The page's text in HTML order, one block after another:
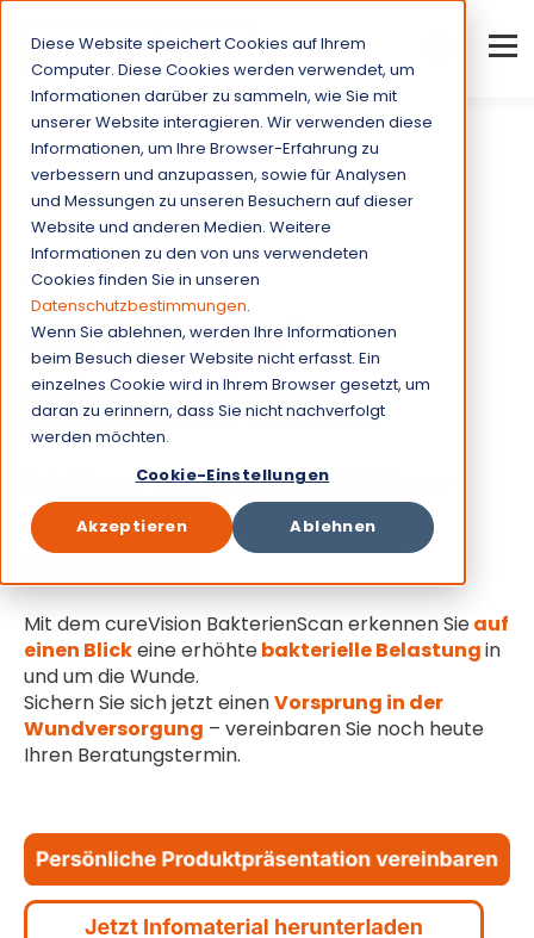
Diese Website speichert Cookies auf Ihrem
Computer. Diese Cookies werden verwendet, um
Informationen darüber zu sammeln, wie Sie mit
unserer Website interagieren. Wir verwenden diese
Informationen, um Ihre Browser-Erfahrung zu
verbessern und anzupassen, sowie für Analysen
und Messungen zu unseren Besuchern auf dieser
Website und anderen Medien. Weitere
Informationen zu den von uns verwendeten
Cookies finden Sie in unseren
Datenschutzbestimmungen.
Wenn Sie ablehnen, werden Ihre Informationen
beim Besuch dieser Website nicht erfasst. Ein
einzelnes Cookie wird in Ihrem Browser gesetzt, um
daran zu erinnern, dass Sie nicht nachverfolgt
werden möchten.
Cookie-Einstellungen
Akzeptieren Ablehnen
All-in-One Wundanalyse
cureVision®
BakterienScan
Erhöhen Sie die Qualität Ihrer
Wundversorgung auf
Knopfdruck
Mit dem cureVision BakterienScan erkennen Sieauf
einen Blickeine erhöhtebakterielle Belastungin
und um die Wunde.
Sichern Sie sich jetzt einenVorsprung in der
Wundversorgung – vereinbaren Sie noch heute
Ihren Beratungstermin.